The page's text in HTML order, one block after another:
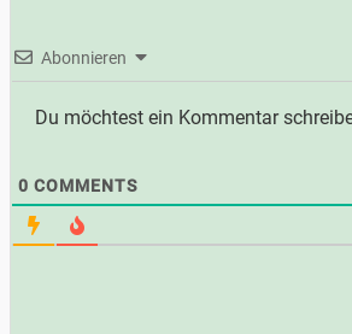
Abonnieren
Du möchtest ein Kommentar
0 COMMENTS